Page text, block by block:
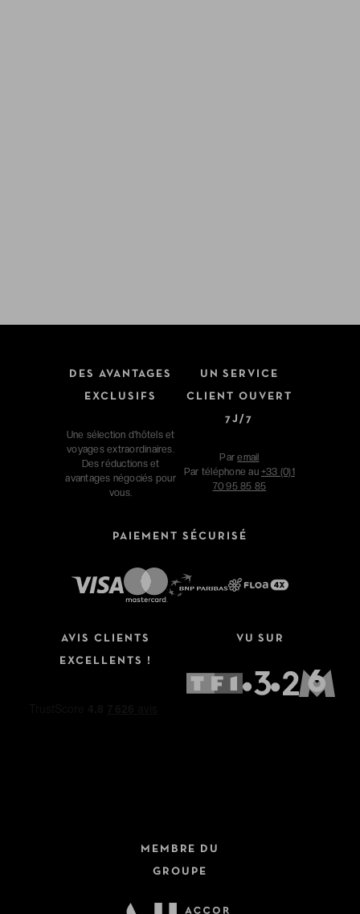
DES AVANTAGES
EXCLUSIFS
Une sélection d'hôtels et
voyages extraordinaires.
Des réductions et
avantages négociés pour
vous.
UN SERVICE
CLIENT OUVERT
7J/7
Paremail
Par téléphone au +33 (0)1
70 95 85 85
PAIEMENT SÉCURISÉ
AVIS CLIENTS
EXCELLENTS !
VU SUR
MEMBRE DU
GROUPE